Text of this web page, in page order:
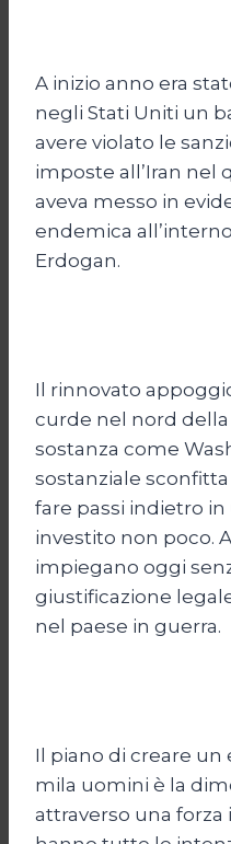
A inizio anno era
negli Stati Uniti un
avere violato le
imposte all’Iran nel
aveva messo in
endemica
Erdogan.
Il rinnovato
curde nel nord della
sostanza come
sostanziale sconfitta
fare passi indietro in
investito non poco.
impiegano oggi
giustificazione
nel paese in guerra.
Il piano di creare un
mila uomini è la
attraverso una forza